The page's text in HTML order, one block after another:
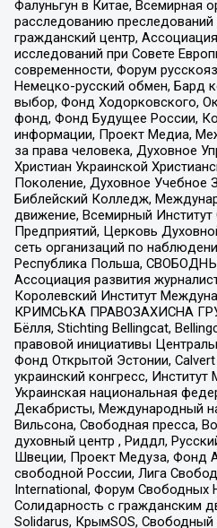
Фалуньгун в Китае, Всемирная
расследованию
гражданский центр,
исследований при Совете
современности, Форум
Немецко-русский обмен, Бард
выбор, Фонд Ходорковского,
фонд, Фонд Будущее России,
информации, Проект Медиа,
за права человека, Духовное
Христиан Украинской
Поколение, Духовное
Библейский Колледж,
движение, Всемирный Институт
Предприятий, Церковь
сеть организаций по
Республика Польша,
Ассоциация развития
Королевский Институт
КРИМСЬКА ПРАВОЗАХИСНА
Бёлля, Stichting Bellingcat,
правовой инициативы
Фонд Открытой Эстонии,
украинский конгресс,
Украинская национальная
Декабристы, Международный
Вильсона, Свободная пресса,
духовный центр , Риддл,
Швеции, Проект Медуза, Фонд
свободной России, Лига
International, Форум Свободных
Солидарность с гражданским
Solidarus, КрымSOS, Свободный